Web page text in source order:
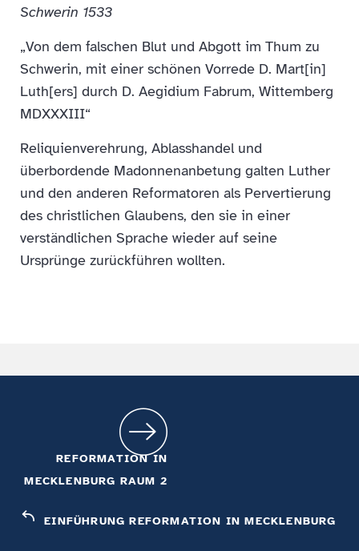
Schwerin 1533
„Von dem falschen Blut und Abgott im Thum zu
Schwerin, mit einer schönen Vorrede D. Mart[in]
Luth[ers] durch D. Aegidium Fabrum, Wittemberg
MDXXXIII“
Reliquienverehrung, Ablasshandel und
überbordende Madonnenanbetung galten Luther
und den anderen Reformatoren als Pervertierung
des christlichen Glaubens, den sie in einer
verständlichen Sprache wieder auf seine
Ursprünge zurückführen wollten.
EINFÜHRUNG REFORMATION IN MECKLENBURG
REFORMATION IN
MECKLENBURG RAUM 2